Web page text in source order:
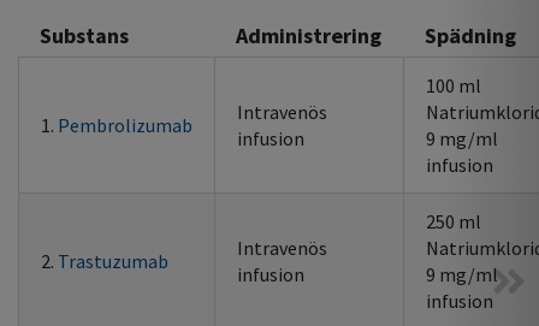
Substans Administrering Spädning
1. Pembrolizumab
Intravenös
infusion
100 ml
9 mg/ml
infusion
2. Trastuzumab
Intravenös
infusion
250 ml
9 mg/ml
infusion